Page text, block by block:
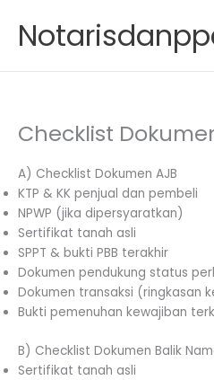
content
Checklist
A) Checklist Dokumen AJB
KTP & KK penjual dan pembeli
NPWP (jika dipersyaratkan)
Sertifikat tanah asli
SPPT & bukti PBB terakhir
Dokumen pendukung status
Dokumen transaksi (ringkasan
Bukti pemenuhan kewajiban
B) Checklist Dokumen Balik
Sertifikat tanah asli